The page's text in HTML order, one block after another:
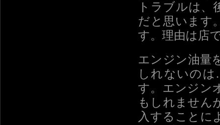
トラブルは、
だと思います
す。理由は店
エンジン油量
しれないの
す。エンジン
もしれません
入することに